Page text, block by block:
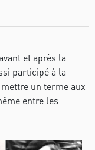
et après la
participé à la
un terme aux
entre les